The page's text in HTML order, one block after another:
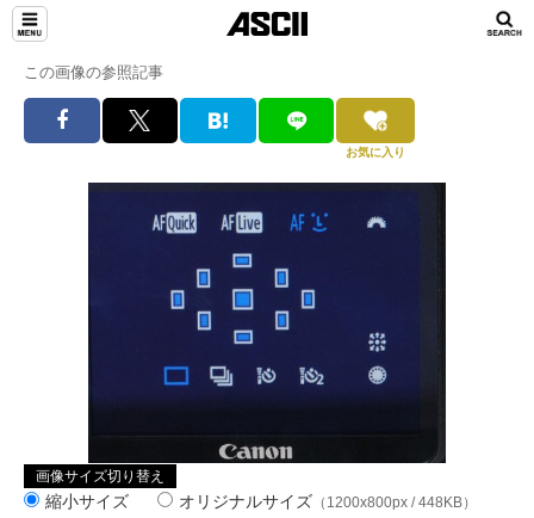
この画像の参照記事
お気に入り
画像サイズ切り替え
縮小サイズ オリジナルサイズ （1200x800px / 448KB）